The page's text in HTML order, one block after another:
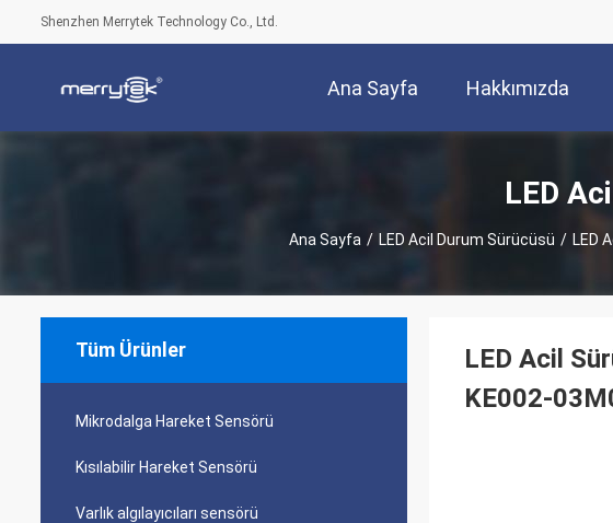
Shenzhen Merrytek Technology Co., Ltd.
Ana Sayfa Hakkımızda
LED
Ana Sayfa / LED Acil Durum Sürücüsü / LED
Tüm Ürünler
Mikrodalga Hareket Sensörü
Kısılabilir Hareket Sensörü
Varlık algılayıcıları sensörü
LED Acil
KE002-